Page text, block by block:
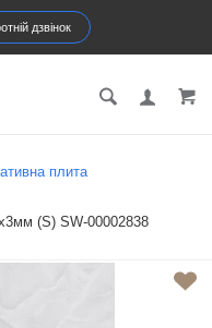
дзвінок
плита
(S) SW-00002838